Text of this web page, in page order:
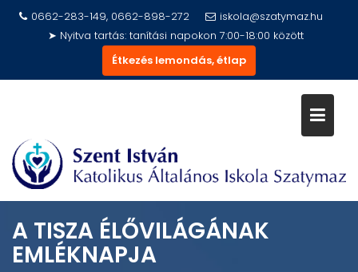
0662-283-149, 0662-898-272
iskola@szatymaz.hu
➤ Nyitva tartás: tanítási napokon 7:00-18:00 között
Étkezés lemondás, étlap
A TISZA ÉLŐVILÁGÁNAK
EMLÉKNAPJA